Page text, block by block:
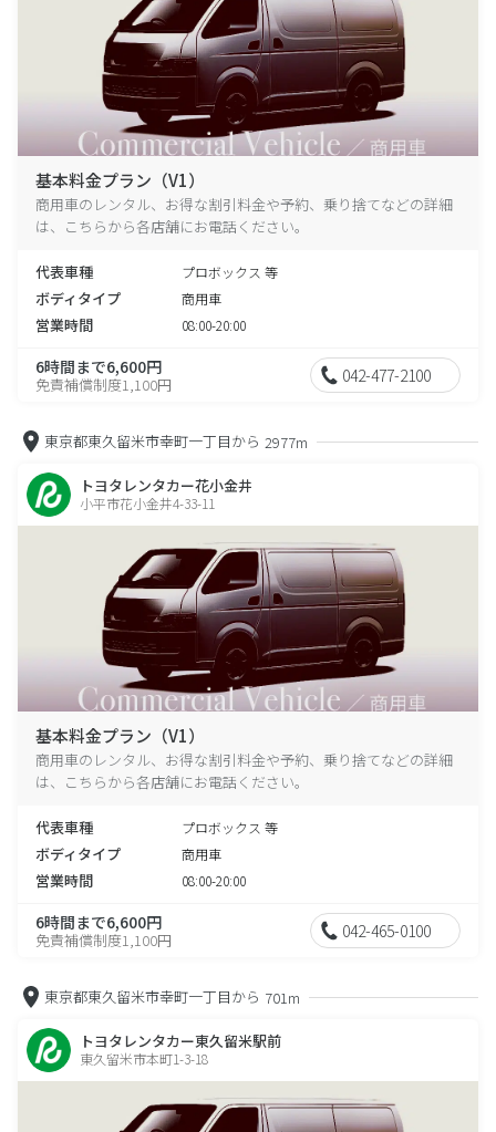
基本料金プラン（V1）
商用車のレンタル、お得な割引料金や予約、乗り捨てなどの詳細
は、こちらから各店舗にお電話ください。
代表車種 プロボックス 等
ボディタイプ 商用車
営業時間 08:00-20:00
6時間まで6,600円
免責補償制度1,100円 042-477-2100
東京都東久留米市幸町一丁目から 2977m
トヨタレンタカー花小金井
小平市花小金井4-33-11
基本料金プラン（V1）
商用車のレンタル、お得な割引料金や予約、乗り捨てなどの詳細
は、こちらから各店舗にお電話ください。
代表車種 プロボックス 等
ボディタイプ 商用車
営業時間 08:00-20:00
6時間まで6,600円
免責補償制度1,100円 042-465-0100
東京都東久留米市幸町一丁目から 701m
トヨタレンタカー東久留米駅前
東久留米市本町1-3-18